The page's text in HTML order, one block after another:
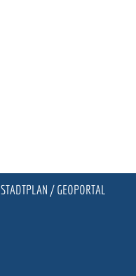
STADTPLAN / GEOPORTAL